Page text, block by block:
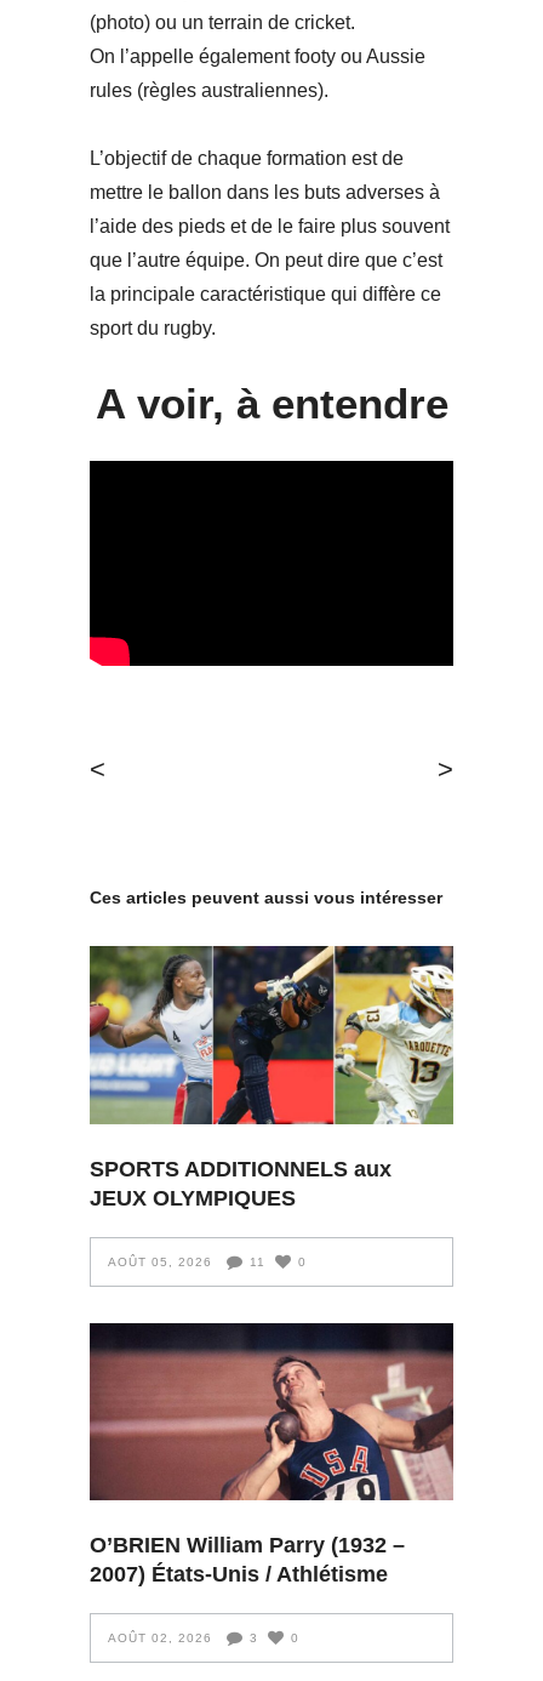
(photo) ou un terrain de cricket.
On l’appelle également footy ou Aussie
rules (règles australiennes).
L’objectif de chaque formation est de
mettre le ballon dans les buts adverses à
l’aide des pieds et de le faire plus souvent
que l’autre équipe. On peut dire que c’est
la principale caractéristique qui diffère ce
sport du rugby.
A voir, à entendre
< >
Ces articles peuvent aussi vous intéresser
SPORTS ADDITIONNELS aux
JEUX OLYMPIQUES
AOÛT 05, 2026 11 0
O’BRIEN William Parry (1932 –
2007) États-Unis / Athlétisme
AOÛT 02, 2026 3 0